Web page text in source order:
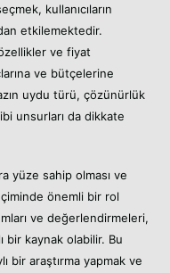
kullanıcıların
etkilemektedir.
özellikler ve fiyat
ve bütçelerine
uydu türü, çözünürlük
unsurları da dikkate
yüze sahip olması ve
önemli bir rol
ve değerlendirmeleri,
bir kaynak olabilir. Bu
bir araştırma yapmak ve